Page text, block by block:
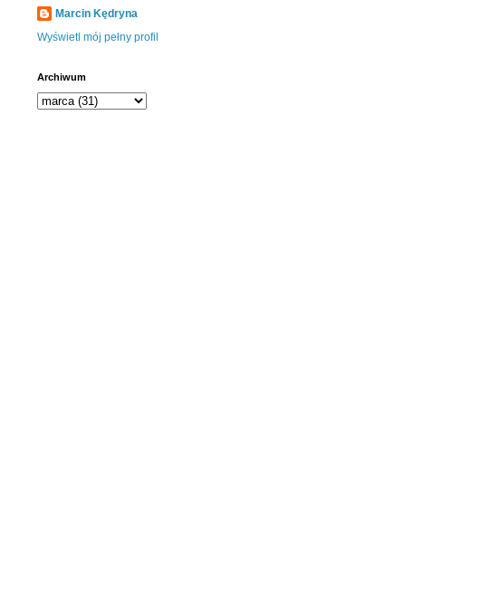
Marcin Kędryna
Wyświetl mój pełny profil
Archiwum